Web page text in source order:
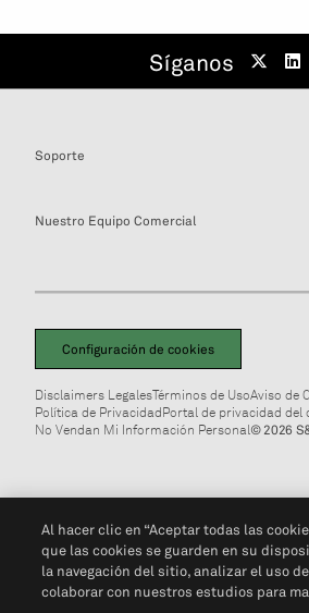
Síganos
Soporte
Nuestro Equipo Comercial
Configuración de cookies
Disclaimers LegalesTérminos de UsoAviso de
Política de PrivacidadPortal de privacidad del
No Vendan Mi Información Personal© 2026
Al hacer clic en “Aceptar todas las
que las cookies se guarden en su
la navegación del sitio, analizar el uso
colaborar con nuestros estudios para